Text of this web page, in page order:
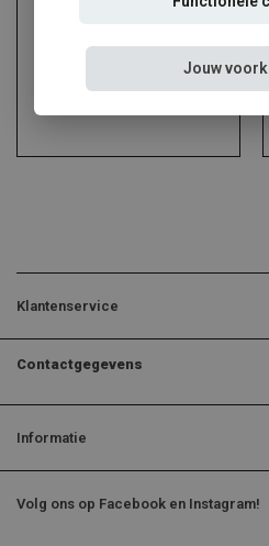
Audi
Klantenservice
Contactgegevens
Informatie
Volg ons op Facebook en Instagram!
Jouw